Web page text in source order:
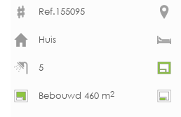
Ref.155095
Huis
5
Bebouwd 460 m2